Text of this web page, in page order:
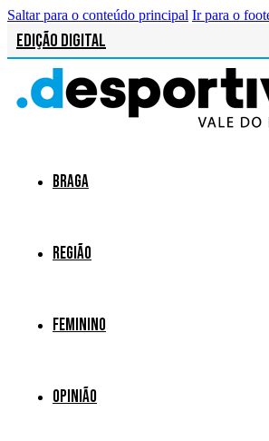
Saltar para o conteúdo principal Ir para o
Edição Digital
Braga
Região
Feminino
Opinião